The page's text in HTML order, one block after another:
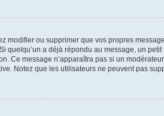
modifier ou supprimer que vos propres
quelqu’un a déjà répondu au message, un
Ce message n’apparaîtra pas si un
Notez que les utilisateurs ne peuvent pas